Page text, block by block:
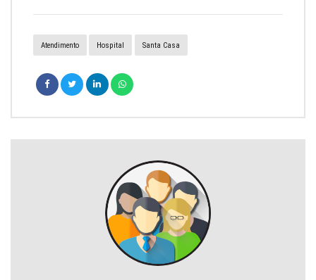
Atendimento Hospital Santa Casa